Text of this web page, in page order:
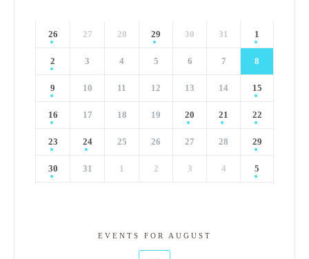
26 27 28 29 30 31 1
2 3 4 5 6 7 8
9 10 11 12 13 14 15
16 17 18 19 20 21 22
23 24 25 26 27 28 29
30 31 1 2 3 4 5
EVENTS FOR AUGUST